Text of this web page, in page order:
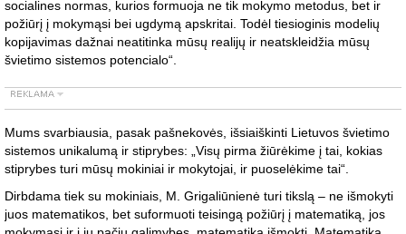
socialines normas, kurios formuoja ne tik mokymo metodus, bet ir
požiūrį į mokymąsi bei ugdymą apskritai. Todėl tiesioginis modelių
kopijavimas dažnai neatitinka mūsų realijų ir neatskleidžia mūsų
švietimo sistemos potencialo“.
Mums svarbiausia, pasak pašnekovės, išsiaiškinti Lietuvos švietimo
sistemos unikalumą ir stiprybes: „Visų pirma žiūrėkime į tai, kokias
stiprybes turi mūsų mokiniai ir mokytojai, ir puoselėkime tai“.
Dirbdama tiek su mokiniais, M. Grigaliūnienė turi tikslą – ne išmokyti
juos matematikos, bet suformuoti teisingą požiūrį į matematiką, jos